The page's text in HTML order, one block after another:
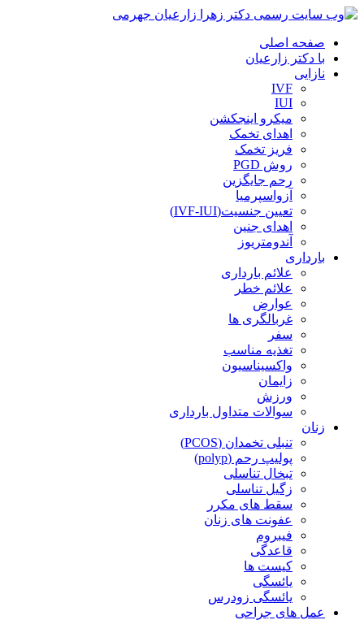
صفحه اصلی
با دکتر زارعیان
نازایی
IVF
IUI
میکرو اینجکشن
اهدای تخمک
فریز تخمک
روش PGD
رحم جایگزین
آزواسپرمیا
تعیین جنسیت(IVF-IUI)
اهدای جنین
آندومتریوز
بارداری
علائم بارداری
علائم خطر
عوارض
غربالگری ها
سفر
تغذیه مناسب
واکسیناسیون
زایمان
ورزش
سوالات متداول بارداری
زنان
تنبلی تخمدان (PCOS)
پولیپ رحم (polyp)
تبخال تناسلی
زگیل تناسلی
سقط های مکرر
عفونت های زنان
فیبروم
قاعدگی
کیست ها
یائسگی
یائسگی زودرس
عمل های جراحی